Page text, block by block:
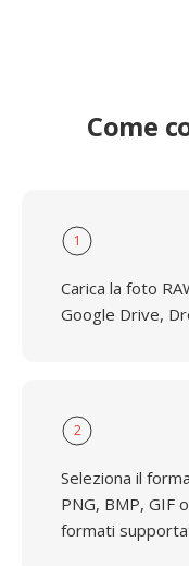
Come
1
Carica la foto
Google Drive,
2
Seleziona il
PNG, BMP, GIF
formati